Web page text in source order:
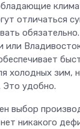
отличаться
или
холодных зим,
Это удобно.
выбор
никакого